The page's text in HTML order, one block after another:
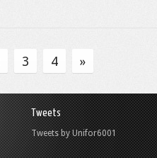
3 4 »
Tweets
Tweets by Unifor6001